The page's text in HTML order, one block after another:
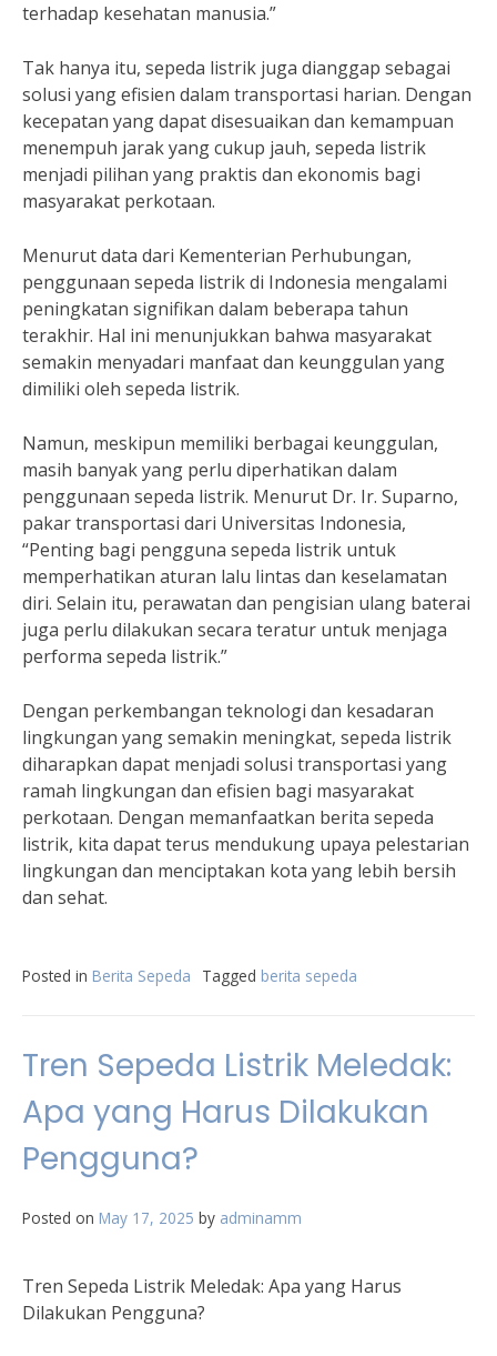
terhadap kesehatan manusia.”
Tak hanya itu, sepeda listrik juga dianggap sebagai
solusi yang efisien dalam transportasi harian. Dengan
kecepatan yang dapat disesuaikan dan kemampuan
menempuh jarak yang cukup jauh, sepeda listrik
menjadi pilihan yang praktis dan ekonomis bagi
masyarakat perkotaan.
Menurut data dari Kementerian Perhubungan,
penggunaan sepeda listrik di Indonesia mengalami
peningkatan signifikan dalam beberapa tahun
terakhir. Hal ini menunjukkan bahwa masyarakat
semakin menyadari manfaat dan keunggulan yang
dimiliki oleh sepeda listrik.
Namun, meskipun memiliki berbagai keunggulan,
masih banyak yang perlu diperhatikan dalam
penggunaan sepeda listrik. Menurut Dr. Ir. Suparno,
pakar transportasi dari Universitas Indonesia,
“Penting bagi pengguna sepeda listrik untuk
memperhatikan aturan lalu lintas dan keselamatan
diri. Selain itu, perawatan dan pengisian ulang baterai
juga perlu dilakukan secara teratur untuk menjaga
performa sepeda listrik.”
Dengan perkembangan teknologi dan kesadaran
lingkungan yang semakin meningkat, sepeda listrik
diharapkan dapat menjadi solusi transportasi yang
ramah lingkungan dan efisien bagi masyarakat
perkotaan. Dengan memanfaatkan berita sepeda
listrik, kita dapat terus mendukung upaya pelestarian
lingkungan dan menciptakan kota yang lebih bersih
dan sehat.
Posted in Berita Sepeda Tagged berita sepeda
Tren Sepeda Listrik Meledak:
Apa yang Harus Dilakukan
Pengguna?
Posted on May 17, 2025 by adminamm
Tren Sepeda Listrik Meledak: Apa yang Harus
Dilakukan Pengguna?